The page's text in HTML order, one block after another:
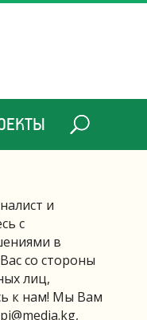
и
с
в
со стороны
лиц,
к нам! Мы Вам
,